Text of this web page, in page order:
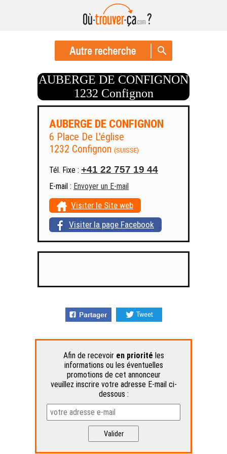
AUBERGE DE CONFIGNON
1232 Confignon
AUBERGE DE CONFIGNON
6 Place De L'église
1232 Confignon (SUISSE)
Tél. Fixe : +41 22 757 19 44
E-mail : Envoyer un E-mail
Visiter le Site web
Visiter la page Facebook
Afin de recevoir en priorité les
informations ou les éventuelles
promotions de cet annonceur
veuillez inscrire votre adresse E-mail ci-
dessous :